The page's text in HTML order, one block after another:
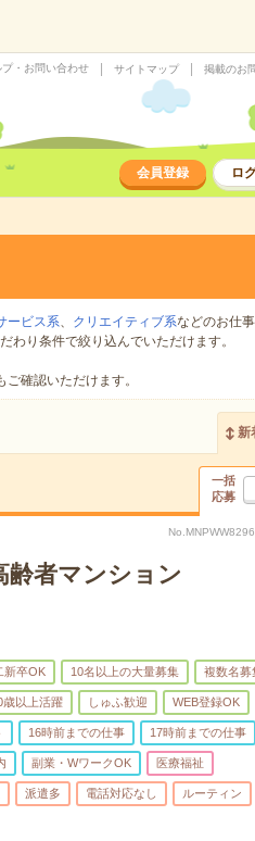
プ・お問い合わせ サイトマップ 掲載のお
会員登録 ロ
ービス系、 クリエイティブ系などのお仕
わり条件で絞り込んでいただけます。
確認いただけます。
新
一括
応募
齢者マンション
新卒OK 10名以上の大量募集 複数名募
歳以上活躍 しゅふ歓迎 WEB登録OK
16時前までの仕事 17時前までの仕事
副業・WワークOK 医療福祉
派遣多 電話対応なし ルーティン